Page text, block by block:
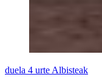
duela 4 urte Albisteak